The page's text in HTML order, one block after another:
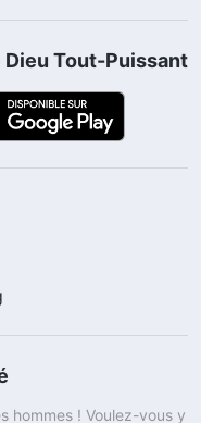
Dieu Tout-Puissant
hommes ! Voulez-vous y